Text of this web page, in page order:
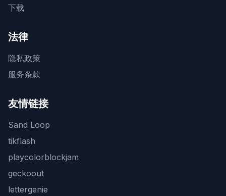
下载
法律
隐私政策
服务条款
友情链接
Sand Loop
tikflash
playcolorblockjam
geckoout
lettergenie